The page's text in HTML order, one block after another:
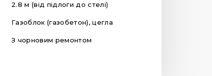
2.8 м (від підлоги до стелі)
Газоблок (газобетон), цегла
З чорновим ремонтом